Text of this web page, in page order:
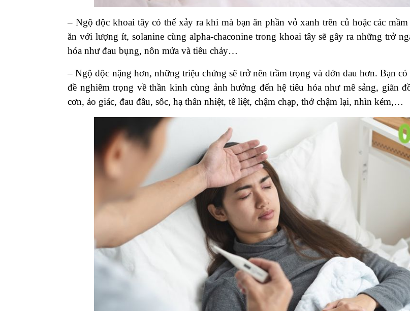
– Ngộ độc khoai tây có thể xảy ra khi mà bạn ăn phần vỏ xanh trên củ hoặc các
ăn với lượng ít, solanine cùng alpha-chaconine trong khoai tây sẽ gây ra những trở
hóa như đau bụng, nôn mửa và tiêu chảy…
– Ngộ độc nặng hơn, những triệu chứng sẽ trở nên trầm trọng và đớn đau hơn. Bạn có
đề nghiêm trọng về thần kinh cùng ảnh hưởng đến hệ tiêu hóa như mê sảng, giãn
cơn, ảo giác, đau đầu, sốc, hạ thân nhiệt, tê liệt, chậm chạp, thở chậm lại, nhìn kém,…